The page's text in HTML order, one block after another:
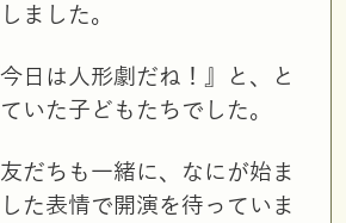
ました。
日は人形劇だね！』と、と
いた子どもたちでした。
だちも一緒に、なにが始ま
た表情で開演を待っていま